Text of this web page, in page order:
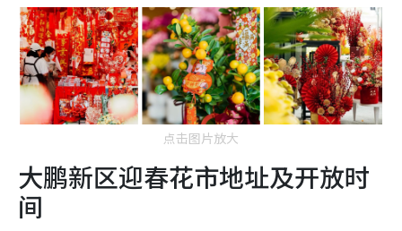
点击图片放大
大鹏新区迎春花市地址及开放时
间